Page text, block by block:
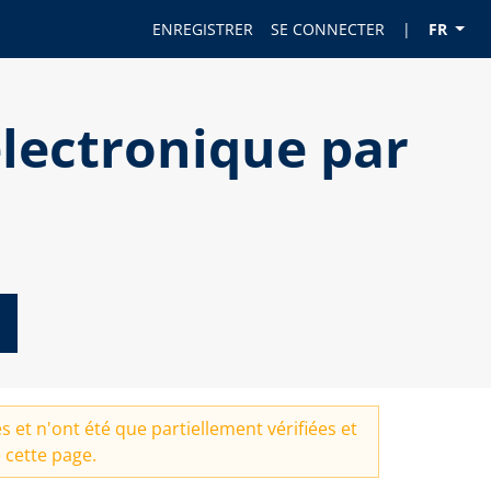
ENREGISTRER SE CONNECTER | FR
par
et n'ont été que partiellement vérifiées et
page.